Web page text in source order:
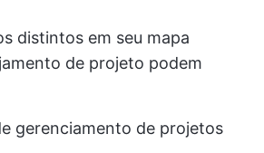
distintos em seu mapa
de projeto podem
gerenciamento de projetos